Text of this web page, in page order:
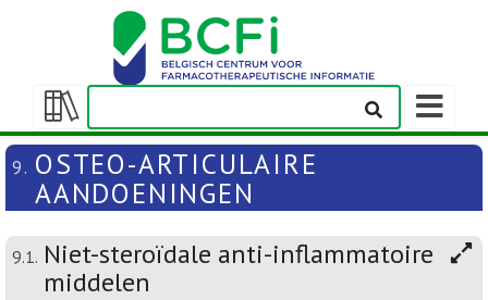
Weergeven/verbergen
inhoudstafel
9. OSTEO-ARTICULAIRE
AANDOENINGEN
9.1. Niet-steroïdale anti-inflammatoire
middelen